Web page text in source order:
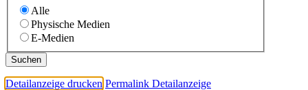
Alle
Physische Medien
E-Medien
Detailanzeige drucken Permalink Detailanzeige